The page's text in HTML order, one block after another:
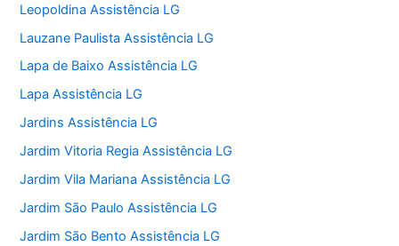
Leopoldina Assistência LG
Lauzane Paulista Assistência LG
Lapa de Baixo Assistência LG
Lapa Assistência LG
Jardins Assistência LG
Jardim Vitoria Regia Assistência LG
Jardim Vila Mariana Assistência LG
Jardim São Paulo Assistência LG
Jardim São Bento Assistência LG